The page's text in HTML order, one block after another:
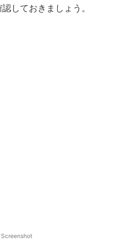
しておきましょう。
Screenshot